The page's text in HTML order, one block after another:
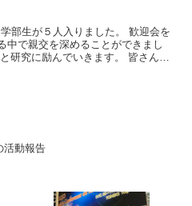
部生が５人入りました。 歓迎会を
中で親交を深めることができまし
に励んでいきます。 皆さんは
活動報告